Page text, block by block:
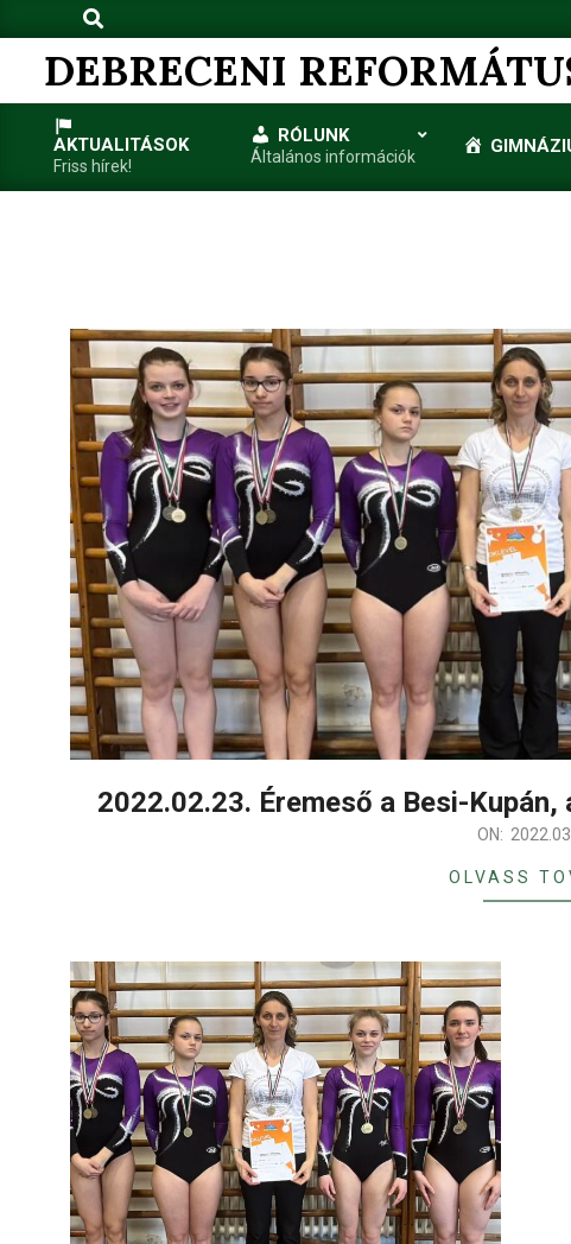
to
Search
DEBRECENI
AKTUALITÁSOK
Friss hírek!
RÓLUNK
Általános információk
2022.02.23. Éremeső a Besi-
ON:
OLVASS